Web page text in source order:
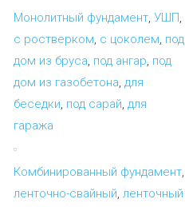
Монолитный фундамент, УШП,
с ростверком, с цоколем, под
дом из бруса, под ангар, под
дом из газобетона, для
беседки, под сарай, для
гаража
Комбинированный фундамент,
ленточно-свайный, ленточный